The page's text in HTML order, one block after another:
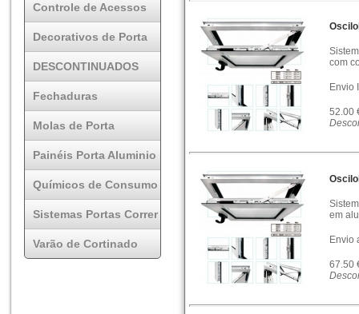
Controle de Acessos
Decorativos de Porta
DESCONTINUADOS
Fechaduras
Molas de Porta
Painéis Porta Aluminio
Químicos de Consumo
Sistemas Portas Correr
Varão de Cortinado
com
Envio
52.00
em
Envio
67.50